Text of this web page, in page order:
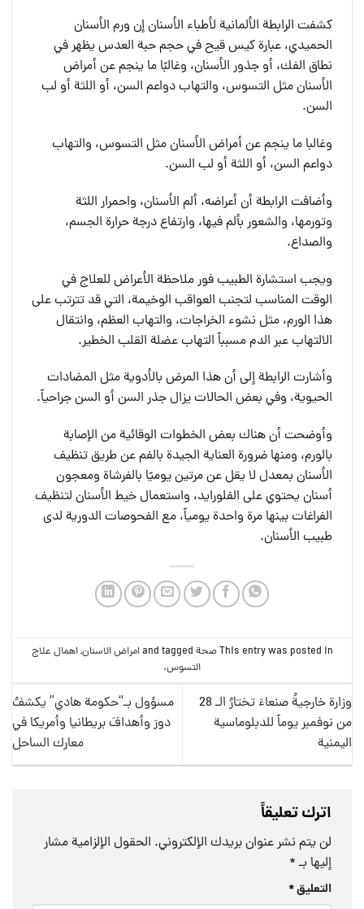
كشفت الرابطة الألمانية لأطباء الأسنان إن ورم الأسنان
الحميدي، عبارة كيس قيح في حجم حبة العدس يظهر في
نطاق الفك، أو جذور الأسنان، وغالبًا ما ينجم عن أمراض
الأسنان مثل التسوس، والتهاب دواعم السن، أو اللثة أو لب
السن.
وغالبا ما ينجم عن أمراض الأسنان مثل التسوس، والتهاب
دواعم السن، أو اللثة أو لب السن.
وأضافت الرابطة أن أعراضه، ألم الأسنان، واحمرار اللثة
وتورمها، والشعور بألم فيها، وارتفاع درجة حرارة الجسم،
والصداع.
ويجب استشارة الطبيب فور ملاحظة الأعراض للعلاج في
الوقت المناسب لتجنب العواقب الوخيمة، التي قد تترتب على
هذا الورم، مثل نشوء الخراجات، والتهاب العظم، وانتقال
الالتهاب عبر الدم مسبباً التهاب عضلة القلب الخطير.
وأشارت الرابطة إلى أن هذا المرض بالأدوية مثل المضادات
الحيوية، وفي بعض الحالات يزال جذر السن أو السن جراحياً.
وأوضحت أن هناك بعض الخطوات الوقائية من الإصابة
بالورم، ومنها ضرورة العناية الجيدة بالفم عن طريق تنظيف
الأسنان بمعدل لا يقل عن مرتين يوميًا بالفرشاة ومعجون
أسنان يحتوي على الفلورايد، واستعمال خيط الأسنان لتنظيف
الفراغات بينها مرة واحدة يومياً، مع الفحوصات الدورية لدى
طبيب الأسنان.
This entry was posted inصحة امراض الاسنان,اهمال علاج
التسوس.
وزارة خارجيةُ صنعاءَ تختارُ الـ 28
من نوفمبر يوماً للدبلوماسية
اليمنية
مسؤول بـ“حكومة هادي” يكشفُ
دورَ وأهدافَ بريطانيا وأمريكا في
معارك الساحل
اترك تعليقاً
لن يتم نشر عنوان بريدك الإلكتروني. الحقول الإلزامية مشار
إليها بـ *
التعليق*